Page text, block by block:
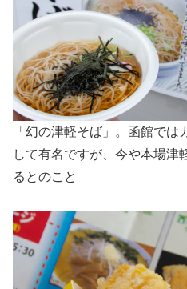
「幻の津軽そば」。函館で
して有名ですが、今や本場津
るとのこと